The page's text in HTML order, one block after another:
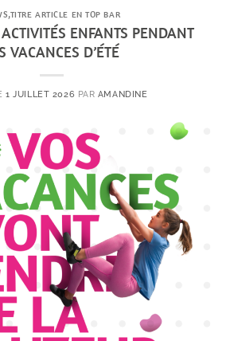
,TITRE ARTICLE EN TOP BAR
ENFANTS PENDANT
VACANCES D’ÉTÉ
1 JUILLET 2026 PAR AMANDINE